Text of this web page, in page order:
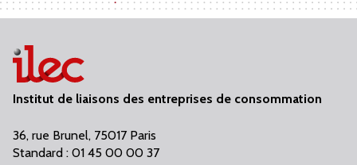
Institut de liaisons des entreprises de consommation
36, rue Brunel, 75017 Paris
Standard : 01 45 00 00 37